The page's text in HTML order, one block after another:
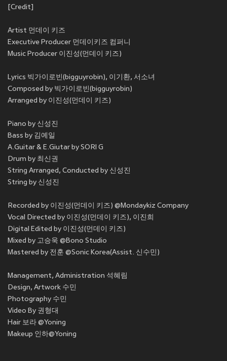
[Credit]
Artist 먼데이 키즈
Executive Producer 먼데이키즈 컴퍼니
Music Producer 이진성(먼데이 키즈)
Lyrics 빅가이로빈(bigguyrobin), 이기환, 서소녀
Composed by 빅가이로빈(bigguyrobin)
Arranged by 이진성(먼데이 키즈)
Piano by 신성진
Bass by 김예일
A.Guitar & E.Giutar by SORI G
Drum by 최신권
String Arranged, Conducted by 신성진
String by 신성진
Recorded by 이진성(먼데이 키즈) @Mondaykiz Company
Vocal Directed by 이진성(먼데이 키즈), 이진희
Digital Edited by 이진성(먼데이 키즈)
Mixed by 고승욱 @Bono Studio
Mastered by 전훈 @Sonic Korea(Assist. 신수민)
Management, Administration 석혜림
Design, Artwork 수민
Photography 수민
Video By 권형대
Hair 보라 @Yoning
Makeup 인하@Yoning